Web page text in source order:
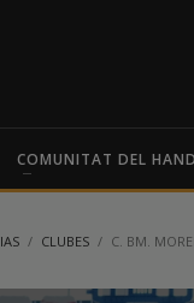
COMUNITAT DEL
CLUBES C. BM.